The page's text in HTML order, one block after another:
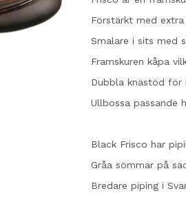
Förstärkt med
Smalare i sits med
Framskuren kåpa
Dubbla knästöd
Ullbossa passande
Black Frisco har
Gråa sömmar på
Bredare piping i